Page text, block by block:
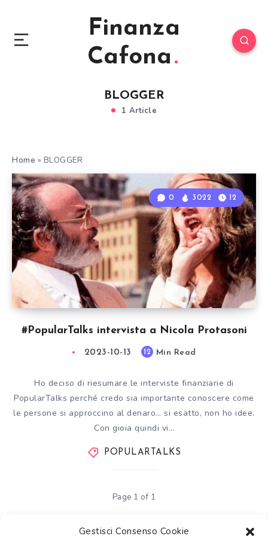
Gestisci Consenso Cookie
Finanza
Cafona
BLOGGER
1 Article
Home » BLOGGER
#PopularTalks intervista a Nicola Protasoni
0 3022 12
2023-10-13 12 Min Read
Ho deciso di riesumare le interviste finanziarie di
PopularTalks perché credo sia importante conoscere come
le persone si approccino al denaro… si esatto, non ho idee.
Con gioia quindi vi…
POPULARTALKS
Page 1 of 1